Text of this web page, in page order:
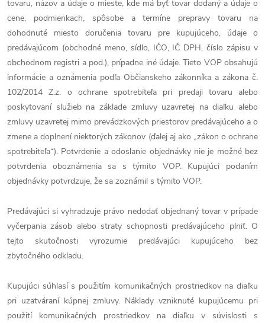
tovaru, názov a údaje o mieste, kde má byť tovar dodaný a údaje o
cene, podmienkach, spôsobe a termíne prepravy tovaru na
dohodnuté miesto doručenia tovaru pre kupujúceho, údaje o
predávajúcom (obchodné meno, sídlo, IČO, IČ DPH, číslo zápisu v
obchodnom registri a pod.), prípadne iné údaje. Tieto VOP obsahujú
informácie a oznámenia podľa Občianskeho zákonníka a zákona č.
102/2014 Z.z. o ochrane spotrebiteľa pri predaji tovaru alebo
poskytovaní služieb na základe zmluvy uzavretej na diaľku alebo
zmluvy uzavretej mimo prevádzkových priestorov predávajúceho a o
zmene a doplnení niektorých zákonov (ďalej aj ako „zákon o ochrane
spotrebiteľa“). Potvrdenie a odoslanie objednávky nie je možné bez
potvrdenia oboznámenia sa s týmito VOP. Kupujúci podaním
objednávky potvrdzuje, že sa zoznámil s týmito VOP.
Predávajúci si vyhradzuje právo nedodať objednaný tovar v prípade
vyčerpania zásob alebo straty schopnosti predávajúceho plniť. O
tejto skutočnosti vyrozumie predávajúci kupujúceho bez
zbytočného odkladu.
Kupujúci súhlasí s použitím komunikačných prostriedkov na diaľku
pri uzatváraní kúpnej zmluvy. Náklady vzniknuté kupujúcemu pri
použití komunikačných prostriedkov na diaľku v súvislosti s